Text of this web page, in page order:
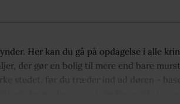
og med sparsom beplantning.
Bryggers med inventar i hvid. Rummelig
Kontor/garderoberum. Badeværelse med
Her kan du gå på opdagelse i alle
der gør en bolig til mere end bare
stedet, før du træder ind ad døren -